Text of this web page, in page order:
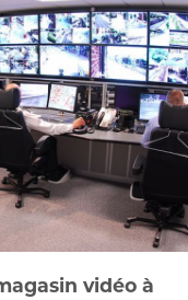
vidéo à